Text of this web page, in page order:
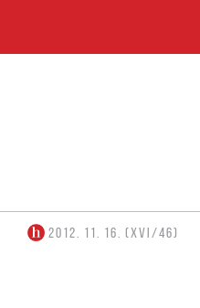
2012. 11. 16. (XVI/46)